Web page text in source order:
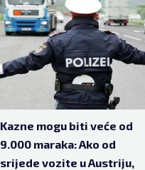
Kazne mogu biti veće od
9.000 maraka: Ako od
srijede vozite u Austriju,